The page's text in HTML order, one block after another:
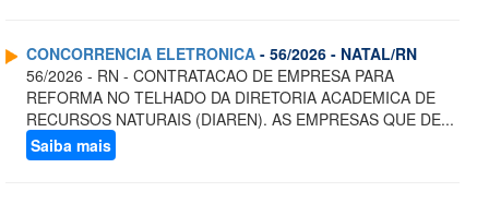
CONCORRENCIA ELETRONICA - 56/2026 - NATAL/RN
56/2026 - RN - CONTRATACAO DE EMPRESA PARA
REFORMA NO TELHADO DA DIRETORIA ACADEMICA DE
RECURSOS NATURAIS (DIAREN). AS EMPRESAS QUE DE...
Saiba mais